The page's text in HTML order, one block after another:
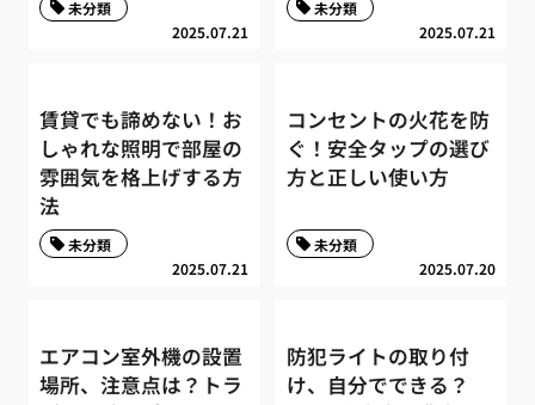
2025.07.21
未分類
2025.07.21
未分類
賃貸でも諦めない！お
しゃれな照明で部屋の
雰囲気を格上げする方
法
2025.07.21
未分類
コンセントの火花を防
ぐ！安全タップの選び
方と正しい使い方
2025.07.20
未分類
エアコン室外機の設置
場所、注意点は？トラ
防犯ライトの取り付
け、自分でできる？